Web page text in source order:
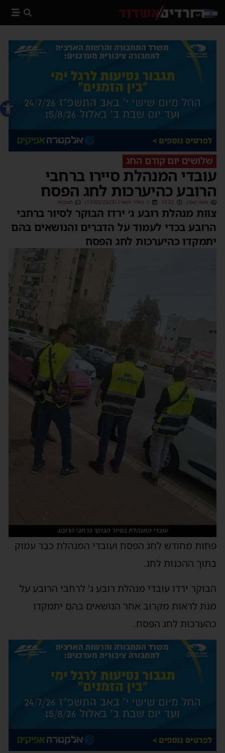
פתח
שלושים יום קודם החג
עובדי המנהלת סיירו ברחבי
הרובע כהיערכות לחג הפסח
משה קאהן 12:22 כ׳ באדר תשפ״ג (13/03/2023) תגובות
צוות מנהלת רובע ג׳ ירדו הבוקר לסיור ברחבי
הרובע בכדי לעמוד על הדברים והנושאים בהם
יתמקדו כהיערכות לחג הפסח
עובדי המנהלת בסיור הבוקר ברחבי הרובע
פחות מחודש לחג הפסח ועובדי המנהלת כבר עמוק
בתוך ההכנות לחג.
הבוקר ירדו עובדי מנהלת רובע ג' לרחבי הרובע על
מנת לראות מקרוב אחר הנושאים בהם יתמקדו
כהערכות לחג הפסח.